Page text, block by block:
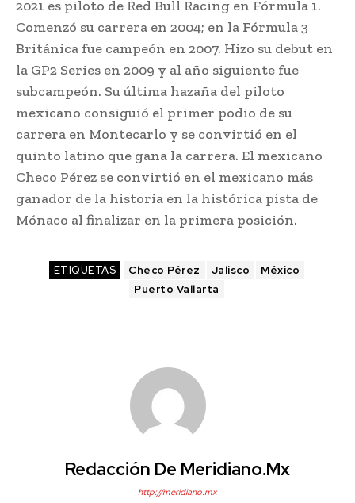
2021 es piloto de Red Bull Racing en Fórmula 1.
Comenzó su carrera en 2004; en la Fórmula 3
Británica fue campeón en 2007. Hizo su debut en
la GP2 Series en 2009 y al año siguiente fue
subcampeón. Su última hazaña del piloto
mexicano consiguió el primer podio de su
carrera en Montecarlo y se convirtió en el
quinto latino que gana la carrera. El mexicano
Checo Pérez se convirtió en el mexicano más
ganador de la historia en la histórica pista de
Mónaco al finalizar en la primera posición.
ETIQUETAS Checo Pérez Jalisco
México
Puerto Vallarta
Redacción De Meridiano.mx
http://meridiano.mx